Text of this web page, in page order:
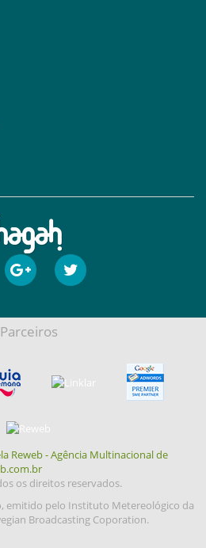
Parceiros
Reweb - Agência Multinacional de
os direitos reservados.
emitido pelo Instituto Metereológico da
Broadcasting Coporation.